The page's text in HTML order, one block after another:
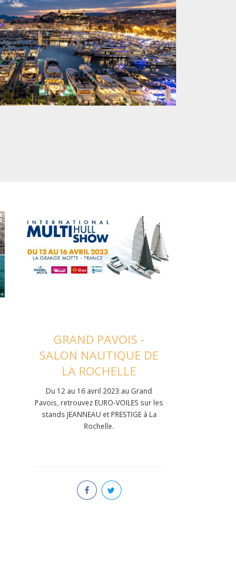
GRAND PAVOIS -
SALON NAUTIQUE DE
LA ROCHELLE
Du 12 au 16 avril 2023 au Grand
Pavois, retrouvez EURO-VOILES sur les
stands JEANNEAU et PRESTIGE à La
Rochelle.